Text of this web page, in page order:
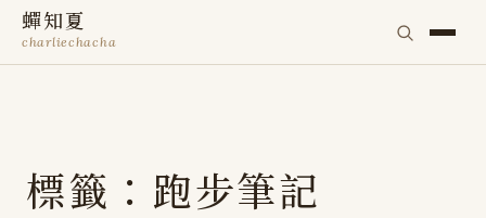
蟬知夏
charliechacha
標籤：跑步筆記